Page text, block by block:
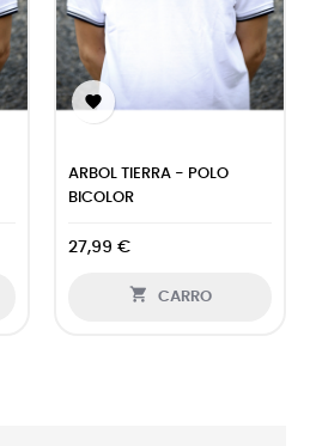

ARBOL TIERRA - POLO
BICOLOR
27,99 €
 CARRO